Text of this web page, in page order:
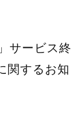
サービス終
関するお知